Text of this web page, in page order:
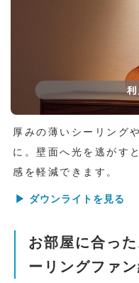
厚みの薄いシーリング
に。壁面へ光を逃がす
感を軽減できます。
▶ ダウンライトを見る
お部屋に合っ
ーリングファ